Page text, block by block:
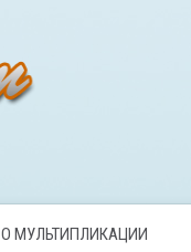
О МУЛЬТИПЛИКАЦИИ